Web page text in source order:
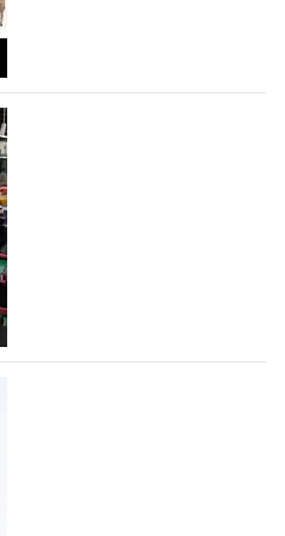
компанией,
производство и…
- новый раздел и
локальных
решил обновить
локальных
обуви и аксессуаров.
обуви в
не увеличился
обуви
зафиксировав